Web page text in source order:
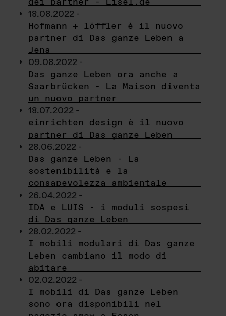
18.08.2022 -
Hofmann + löffler è il nuovo
partner di Das ganze Leben a
Jena
09.08.2022 -
Das ganze Leben ora anche a
Saarbrücken - La Maison diventa
un nuovo partner
18.07.2022 -
einrichten design è il nuovo
partner di Das ganze Leben
28.06.2022 -
Das ganze Leben - La
sostenibilità e la
consapevolezza ambientale
26.04.2022 -
IDA e LUIS - i moduli sospesi
di Das ganze Leben
28.02.2022 -
I mobili modulari di Das ganze
Leben cambiano il modo di
abitare
02.02.2022 -
I mobili di Das ganze Leben
sono ora disponibili nel